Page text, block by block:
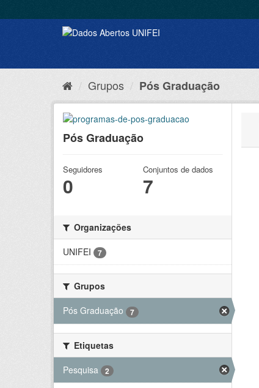
Grupos Pós Graduação
Pós Graduação
Seguidores
0
Conjuntos de dados
7
Organizações
UNIFEI
7
Grupos
Pós Graduação
7
Etiquetas
Pesquisa
2